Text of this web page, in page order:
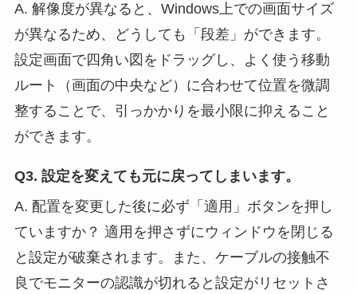
A. 解像度が異なると、Windows上での画面サイズ
が異なるため、どうしても「段差」ができます。
設定画面で四角い図をドラッグし、よく使う移動
ルート（画面の中央など）に合わせて位置を微調
整することで、引っかかりを最小限に抑えること
ができます。
Q3. 設定を変えても元に戻ってしまいます。
A. 配置を変更した後に必ず「適用」ボタンを押し
ていますか？ 適用を押さずにウィンドウを閉じる
と設定が破棄されます。また、ケーブルの接触不
良でモニターの認識が切れると設定がリセットさ